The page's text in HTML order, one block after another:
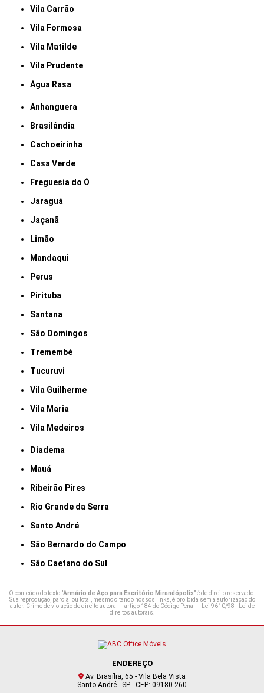
Vila Carrão
Vila Formosa
Vila Matilde
Vila Prudente
Água Rasa
Anhanguera
Brasilândia
Cachoeirinha
Casa Verde
Freguesia do Ó
Jaraguá
Jaçanã
Limão
Mandaqui
Perus
Pirituba
Santana
São Domingos
Tremembé
Tucuruvi
Vila Guilherme
Vila Maria
Vila Medeiros
Diadema
Mauá
Ribeirão Pires
Rio Grande da Serra
Santo André
São Bernardo do Campo
São Caetano do Sul
O conteúdo do texto "Armário de Aço para Escritório Mirandópolis" é de direito reservado.
Sua reprodução, parcial ou total, mesmo citando nossos links, é proibida sem a autorização do
autor. Crime de violação de direito autoral – artigo 184 do Código Penal – Lei 9610/98 - Lei de
direitos autorais.
ENDEREÇO
Av. Brasília, 65 - Vila Bela Vista
Santo André - SP - CEP: 09180-260